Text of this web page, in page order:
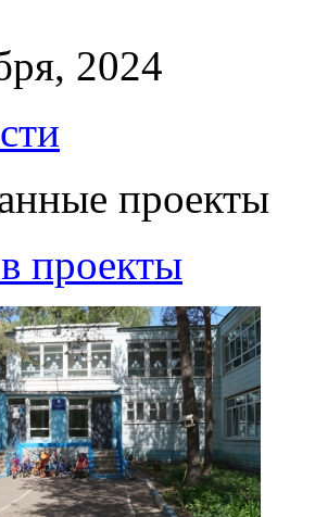
2024
проекты
проекты